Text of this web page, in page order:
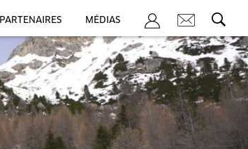
PARTENAIRES MÉDIAS